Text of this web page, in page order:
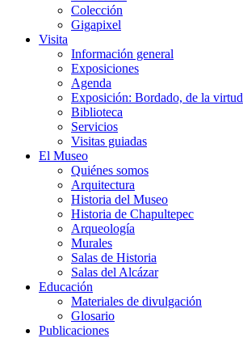
Colección
Gigapixel
Visita
Información general
Exposiciones
Agenda
Exposición: Bordado, de la virtud
Biblioteca
Servicios
Visitas guiadas
El Museo
Quiénes somos
Arquitectura
Historia del Museo
Historia de Chapultepec
Arqueología
Murales
Salas de Historia
Salas del Alcázar
Educación
Materiales de divulgación
Glosario
Publicaciones